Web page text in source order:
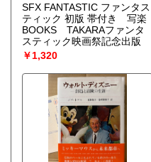
SFX FANTASTIC ファンタス
ティック 初版 帯付き 写楽
BOOKS TAKARAファンタ
スティック映画祭記念出版
￥1,320